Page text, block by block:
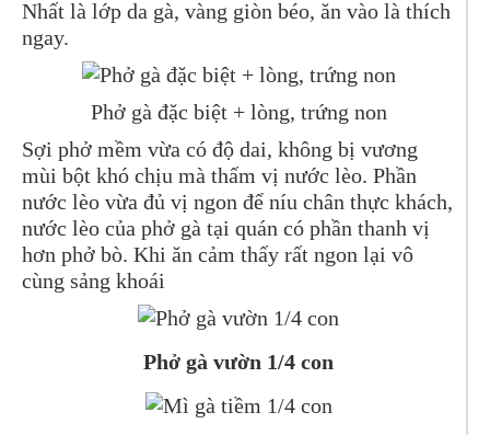
Nhất là lớp da gà, vàng giòn béo, ăn vào là thích
ngay.
Phở gà đặc biệt + lòng, trứng non
Sợi phở mềm vừa có độ dai, không bị vương
mùi bột khó chịu mà thấm vị nước lèo. Phần
nước lèo vừa đủ vị ngon để níu chân thực khách,
nước lèo của phở gà tại quán có phần thanh vị
hơn phở bò. Khi ăn cảm thấy rất ngon lại vô
cùng sảng khoái
Phở gà vườn 1/4 con